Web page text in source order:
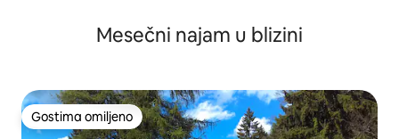
Mesečni najam u blizini
Gostima omiljeno
Gostima omiljeno